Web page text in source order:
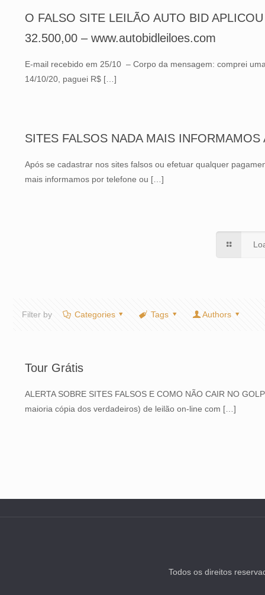
O FALSO SITE LEILÃO AUTO BID
32.500,00 – www.autobidleiloes.com
E-mail recebido em 25/10 – Corpo da mensagem: comprei
14/10/20, paguei R$ […]
SITES FALSOS NADA MAIS
Após se cadastrar nos sites falsos ou efetuar qualquer
mais informamos por telefone ou […]
Filter by Categories Tags Authors
Tour Grátis
ALERTA SOBRE SITES FALSOS E COMO NÃO CAIR NO
maioria cópia dos verdadeiros) de leilão on-line com […]
Todos os direitos